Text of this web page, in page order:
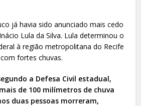
já havia sido anunciado mais cedo
Lula da Silva. Lula determinou o
à região metropolitana do Recife
fortes chuvas.
a Defesa Civil estadual,
de 100 milímetros de chuva
duas pessoas morreram,